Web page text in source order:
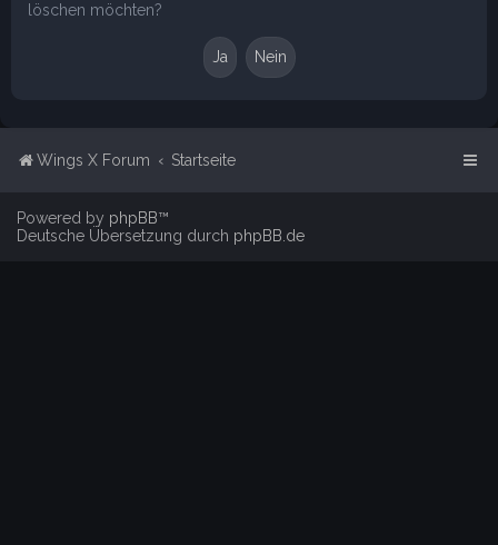
löschen möchten?
Wings X Forum Startseite
Powered by phpBB™
Deutsche Übersetzung durch phpBB.de